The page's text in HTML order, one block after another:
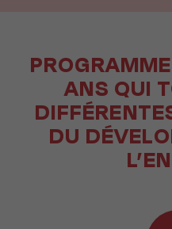
ANS QUI
DU